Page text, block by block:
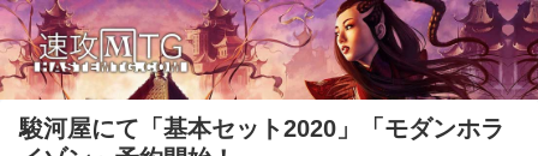
駿河屋にて「基本セット2020」「モダンホラ